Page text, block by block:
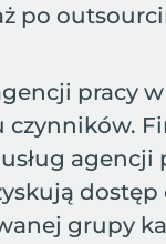
po
pracy
czynników.
agencji
dostęp
grupy